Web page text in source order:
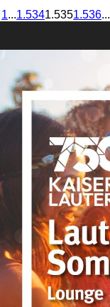
1...1.5341.5351.536...